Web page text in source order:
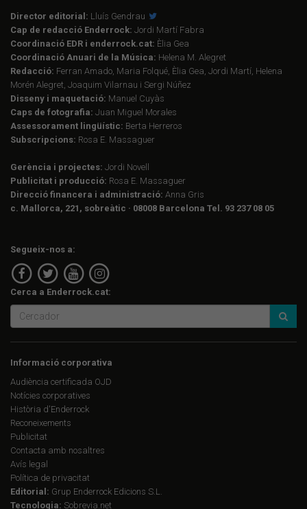
Director editorial: Lluís Gendrau
Cap de redacció Enderrock: Jordi Martí Fabra
Coordinació EDR i enderrock.cat: Èlia Gea
Coordinació Anuari de la Música: Helena M. Alegret
Redacció: Ferran Amado, Maria Folqué, Èlia Gea, Jordi Martí, Helena
Morén Alegret, Joaquim Vilarnau i Sergi Núñez
Disseny i maquetació: Manuel Cuyàs
Caps de fotografia: Juan Miguel Morales
Assessorament lingüístic: Berta Herreros
Subscripcions: Rosa E. Massaguer
Gerència i projectes: Jordi Novell
Publicitat i producció: Rosa E. Massaguer
Direcció financera i administració: Anna Gris
c. Mallorca, 221, sobreàtic · 08008 Barcelona Tel. 93 237 08 05
Segueix-nos a:
Cerca a Enderrock.cat:
Informació corporativa
Audiència certificada OJD
Notícies corporatives
Història d'Enderrock
Reconeixements
Publicitat
Contacta amb nosaltres
Avís legal
Política de privacitat
Editorial: Grup Enderrock Edicions S.L.
Tecnologia: Sobrevia.net